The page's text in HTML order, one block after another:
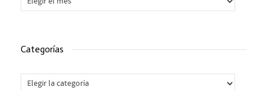
Categorías
Categorías